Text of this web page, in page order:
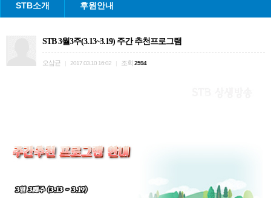
STB소개 후원안내
STB 3월3주(3.13~3.19) 주간 추천프로그램
오삼균 2017.03.10 16:02 조회 2594